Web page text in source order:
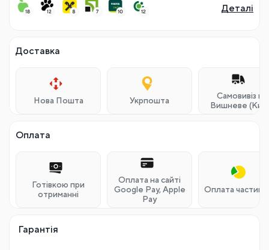
Деталі
Потрібна консультація?
проконсультувати та дати відповіді на запитання
Консультація
Нова Пошта Укрпошта
Самовивіз м.
Оплата